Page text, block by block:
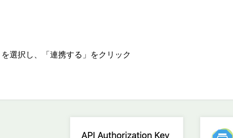
選択し、「連携する」をクリック